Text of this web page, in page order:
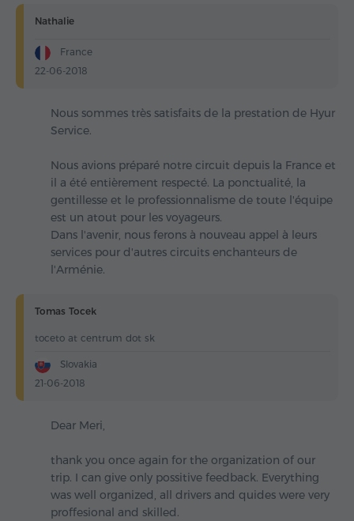
Nathalie
France
22-06-2018
Nous sommes très satisfaits de la prestation de Hyur
Service.
Nous avions préparé notre circuit depuis la France et
il a été entièrement respecté. La ponctualité, la
gentillesse et le professionnalisme de toute l'équipe
est un atout pour les voyageurs.
Dans l'avenir, nous ferons à nouveau appel à leurs
services pour d'autres circuits enchanteurs de
l'Arménie.
Tomas Tocek
toceto at centrum dot sk
Slovakia
21-06-2018
Dear Meri,
thank you once again for the organization of our
trip. I can give only possitive feedback. Everything
was well organized, all drivers and quides were very
proffesional and skilled.